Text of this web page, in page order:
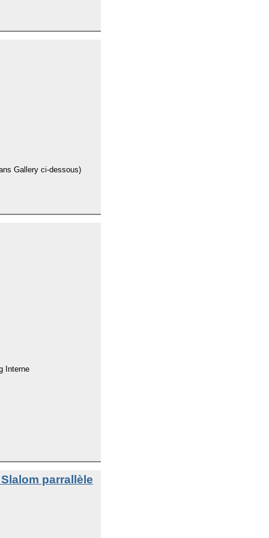
Gallery ci-dessous)
Interne
parrallèle